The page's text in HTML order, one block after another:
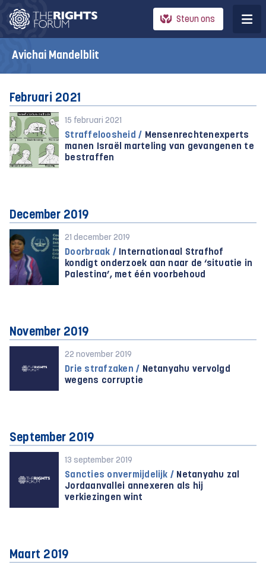
Steun ons
Avichai Mandelblit
Februari 2021
15 februari 2021
Straffeloosheid / Mensenrechtenexperts
manen Israël marteling van gevangenen te
bestraffen
December 2019
21 december 2019
Doorbraak / Internationaal Strafhof
kondigt onderzoek aan naar de ‘situatie in
Palestina’, met één voorbehoud
November 2019
22 november 2019
Drie strafzaken / Netanyahu vervolgd
wegens corruptie
September 2019
13 september 2019
Sancties onvermijdelijk / Netanyahu zal
Jordaanvallei annexeren als hij
verkiezingen wint
Maart 2019